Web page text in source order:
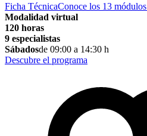
Ficha TécnicaConoce los 13 módulos
Modalidad virtual
120 horas
9 especialistas
Sábadosde 09:00 a 14:30 h
Descubre el programa